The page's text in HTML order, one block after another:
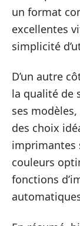
un format
excellentes
simplicité
D’un autre
la qualité de
ses
des choix
imprimantes
couleurs
fonctions